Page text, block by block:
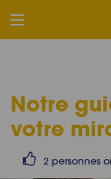
Notre
votre
2 personnes